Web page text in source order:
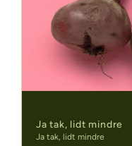
Ja tak, lidt mindre
Ja tak, lidt mindre